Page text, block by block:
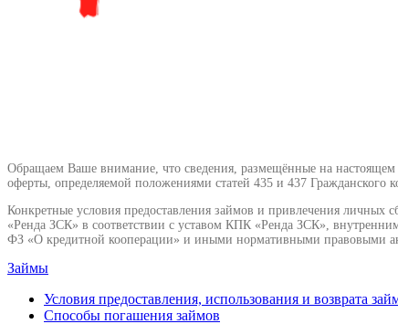
Обращаем Ваше внимание, что сведения, размещённые на настоящем
оферты, определяемой положениями статей 435 и 437 Гражданского
Конкретные условия предоставления займов и привлечения
«Ренда ЗСК» в соответствии с уставом КПК «Ренда ЗСК»,
ФЗ «О кредитной кооперации» и иными нормативными правовыми
Займы
Условия предоставления, использования и возврата
Способы погашения займов